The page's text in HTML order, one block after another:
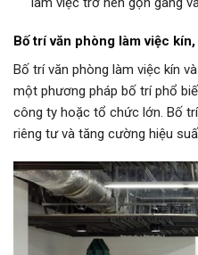
Bố trí văn phòng làm việc
Bố trí văn phòng làm việc kín
một phương pháp bố trí phổ
công ty hoặc tổ chức lớn. Bố
riêng tư và tăng cường hiệu